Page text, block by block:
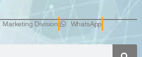
Marketing Division
WhatsApp